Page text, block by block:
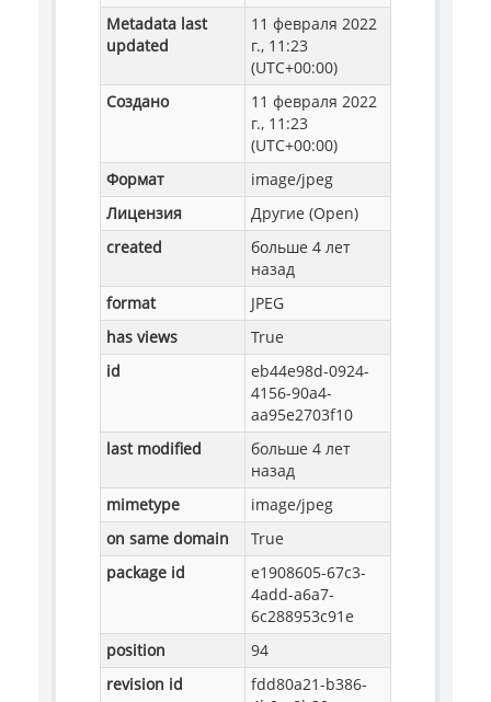
Metadata last
updated
11 февраля 2022
г., 11:23
(UTC+00:00)
Создано
11 февраля 2022
г., 11:23
(UTC+00:00)
Формат
image/jpeg
Лицензия
Другие (Open)
created
больше 4 лет
назад
format
JPEG
has views
True
id
eb44e98d-0924-
4156-90a4-
aa95e2703f10
last modified
больше 4 лет
назад
mimetype
image/jpeg
on same domain
True
package id
e1908605-67c3-
4add-a6a7-
6c288953c91e
position
94
revision id
fdd80a21-b386-